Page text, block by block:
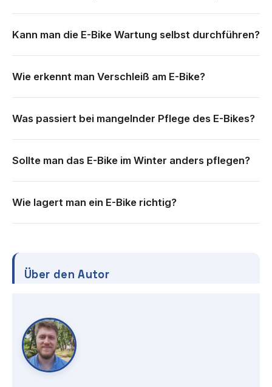
Kann man die E-Bike Wartung selbst durchführen?
Wie erkennt man Verschleiß am E-Bike?
Was passiert bei mangelnder Pflege des E-Bikes?
Sollte man das E-Bike im Winter anders pflegen?
Wie lagert man ein E-Bike richtig?
Über den Autor